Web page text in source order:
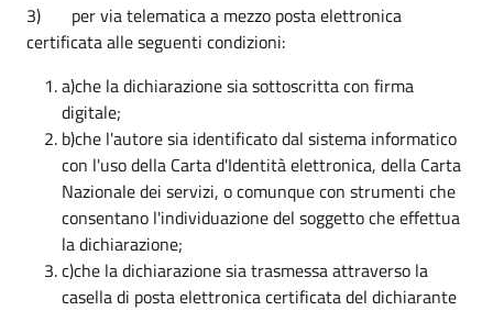
3) per via telematica a mezzo posta elettronica
certificata alle seguenti condizioni:
a)che la dichiarazione sia sottoscritta con firma
digitale;
b)che l'autore sia identificato dal sistema informatico
con l'uso della Carta d'Identità elettronica, della Carta
Nazionale dei servizi, o comunque con strumenti che
consentano l'individuazione del soggetto che effettua
la dichiarazione;
c)che la dichiarazione sia trasmessa attraverso la
casella di posta elettronica certificata del dichiarante